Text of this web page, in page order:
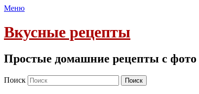
Меню
Вкусные рецепты
Простые домашние рецепты с фото
Поиск